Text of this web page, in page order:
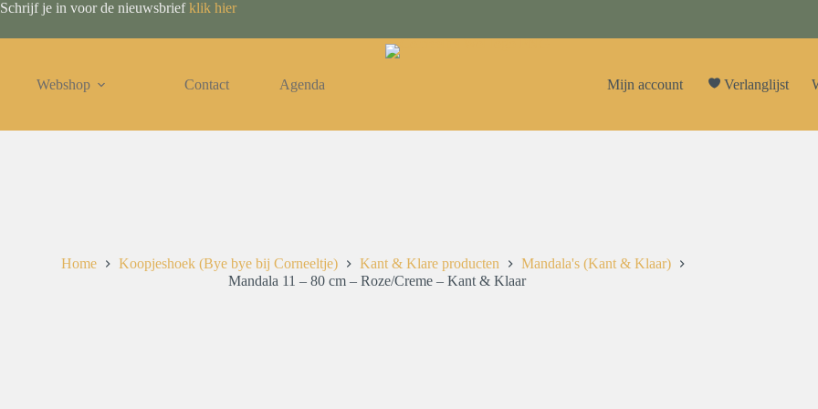
Ga
de
Schrijf je in voor de nieuwsbriefklik hier
Webshop Contact Agenda Mijn account Verlanglijst
Home Koopjeshoek (Bye bye bij Corneeltje) Kant & Klare producten
Mandala's (Kant & Klaar)
Mandala 11 – 80 cm – Roze/Creme – Kant & Klaar